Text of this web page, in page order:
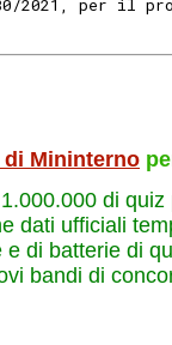
2021, per il
Mininterno
di
dati ufficiali
e di batterie di
bandi di